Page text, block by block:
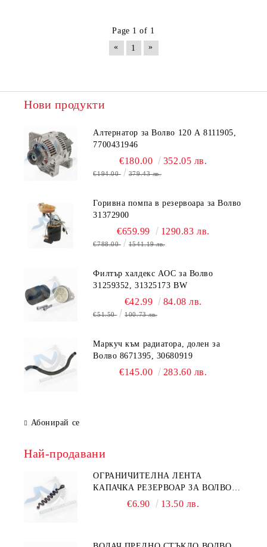
Page 1 of 1
«
1 »
Нови продукти
Алтернатор за Волво 120 А 8111905,
7700431946
€180.00 352.05 лв.
€194.00 379.43 лв.
Горивна помпа в резервоара за Волво
31372900
€659.99 1290.83 лв.
€788.00 1541.19 лв.
Филтър халдекс AOC за Волво
31259352, 31325173 BW
€42.99 84.08 лв.
€51.50 100.73 лв.
Маркуч към радиатора, долен за
Волво 8671395, 30680919
€145.00 283.60 лв.
Абонирай се
Най-продавани
ОГРАНИЧИТЕЛНА ЛЕНТА
КАПАЧКА РЕЗЕРВОАР ЗА ВОЛВО
31336424€6.90 13.50 лв.